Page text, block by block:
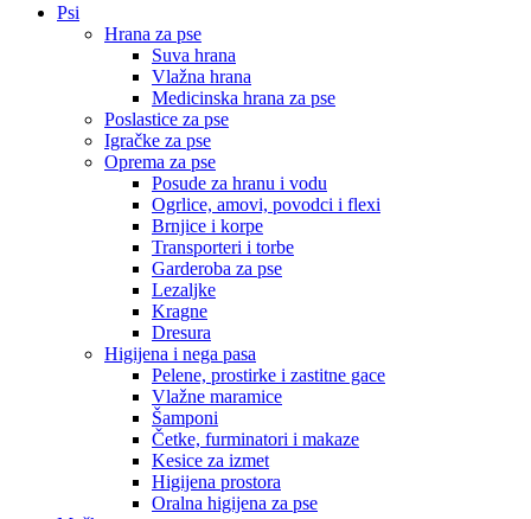
Psi
Hrana za pse
Suva hrana
Vlažna hrana
Medicinska hrana za pse
Poslastice za pse
Igračke za pse
Oprema za pse
Posude za hranu i vodu
Ogrlice, amovi, povodci i flexi
Brnjice i korpe
Transporteri i torbe
Garderoba za pse
Lezaljke
Kragne
Dresura
Higijena i nega pasa
Pelene, prostirke i zastitne gace
Vlažne maramice
Šamponi
Četke, furminatori i makaze
Kesice za izmet
Higijena prostora
Oralna higijena za pse